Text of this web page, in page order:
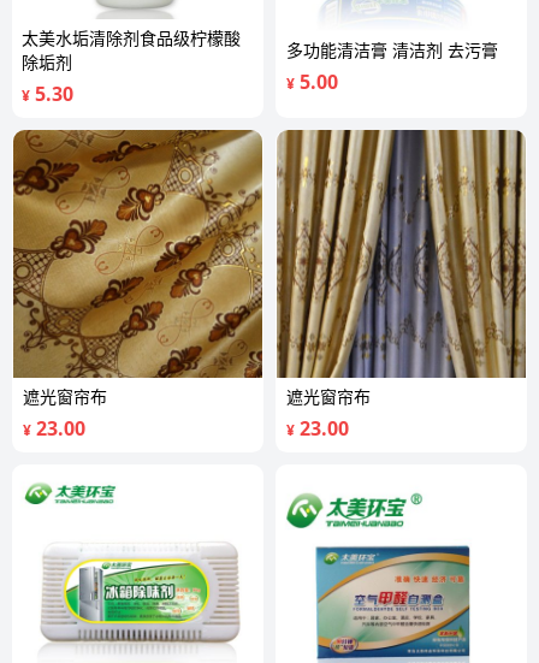
太美水垢清除剂食品级柠檬酸
除垢剂
¥ 5.30
多功能清洁膏 清洁剂 去污膏
¥ 5.00
遮光窗帘布
¥ 23.00
遮光窗帘布
¥ 23.00